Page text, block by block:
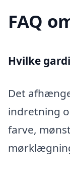
FAQ
Hvilke
Det
indretning
farve,